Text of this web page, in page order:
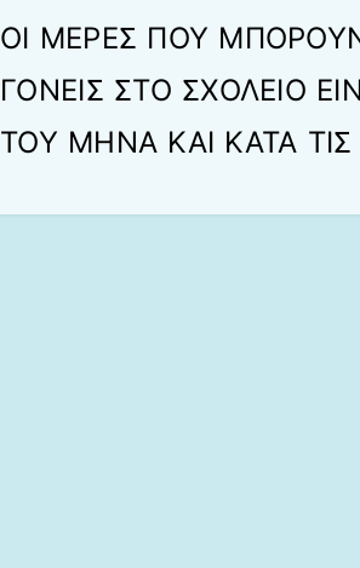
ΟΙ ΜΕΡΕΣ ΠΟΥ
ΓΟΝΕΙΣ ΣΤΟ ΣΧΟΛΕΙΟ
ΤΟΥ ΜΗΝΑ ΚΑΙ ΚΑΤΑ